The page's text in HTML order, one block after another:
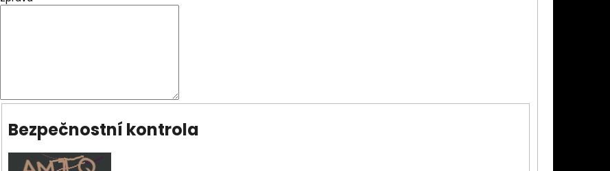
Bezpečnostní kontrola